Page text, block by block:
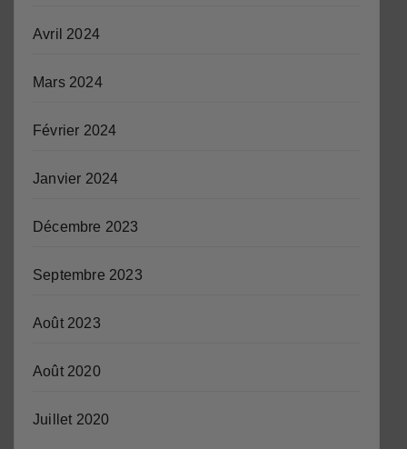
Avril 2024
Mars 2024
Février 2024
Janvier 2024
Décembre 2023
Septembre 2023
Août 2023
Août 2020
Juillet 2020